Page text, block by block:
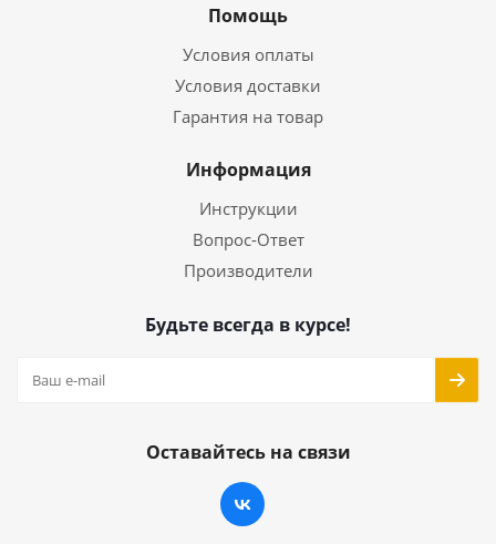
Помощь
Условия оплаты
Условия доставки
Гарантия на товар
Информация
Инструкции
Вопрос-Ответ
Производители
Будьте всегда в курсе!
Оставайтесь на связи